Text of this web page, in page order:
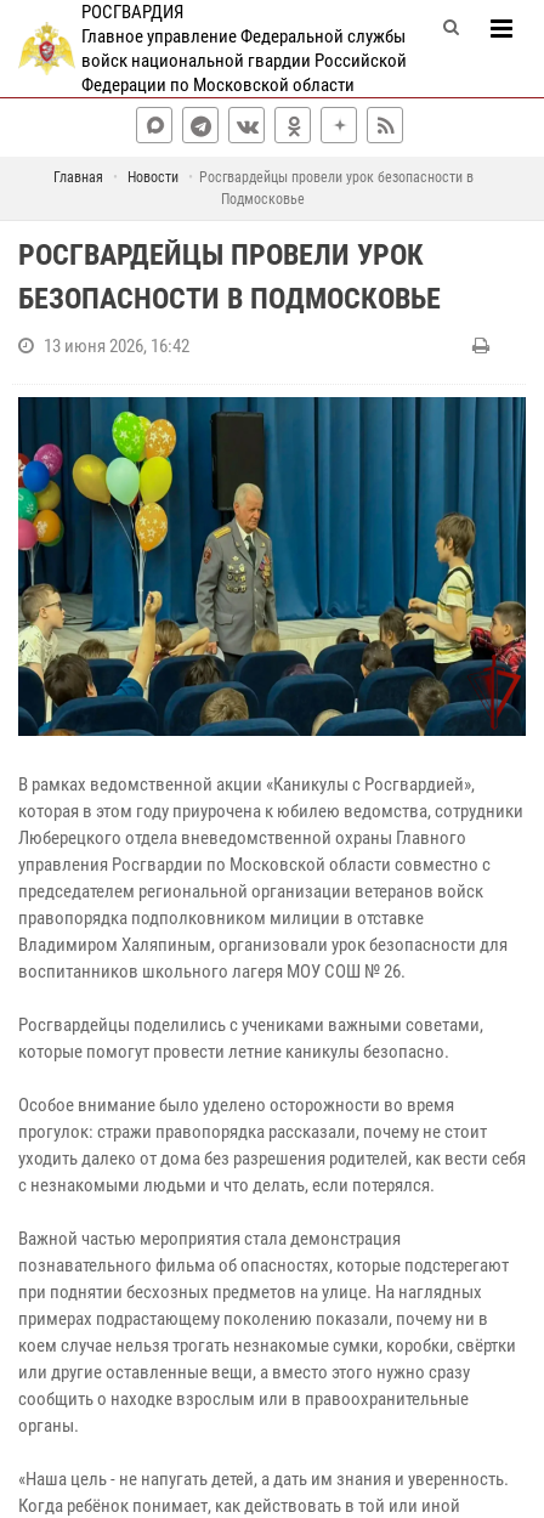
РОСГВАРДИЯ
Главное управление Федеральной службы
войск национальной гвардии Российской
Федерации по Московской области
Главная Новости
Росгвардейцы провели урок безопасности в
Подмосковье
РОСГВАРДЕЙЦЫ ПРОВЕЛИ УРОК
БЕЗОПАСНОСТИ В ПОДМОСКОВЬЕ
13 июня 2026, 16:42
В рамках ведомственной акции «Каникулы с Росгвардией»,
которая в этом году приурочена к юбилею ведомства, сотрудники
Люберецкого отдела вневедомственной охраны Главного
управления Росгвардии по Московской области совместно с
председателем региональной организации ветеранов войск
правопорядка подполковником милиции в отставке
Владимиром Халяпиным, организовали урок безопасности для
воспитанников школьного лагеря МОУ СОШ № 26.
Росгвардейцы поделились с учениками важными советами,
которые помогут провести летние каникулы безопасно.
Особое внимание было уделено осторожности во время
прогулок: стражи правопорядка рассказали, почему не стоит
уходить далеко от дома без разрешения родителей, как вести себя
с незнакомыми людьми и что делать, если потерялся.
Важной частью мероприятия стала демонстрация
познавательного фильма об опасностях, которые подстерегают
при поднятии бесхозных предметов на улице. На наглядных
примерах подрастающему поколению показали, почему ни в
коем случае нельзя трогать незнакомые сумки, коробки, свёртки
или другие оставленные вещи, а вместо этого нужно сразу
сообщить о находке взрослым или в правоохранительные
органы.
«Наша цель - не напугать детей, а дать им знания и уверенность.
Когда ребёнок понимает, как действовать в той или иной